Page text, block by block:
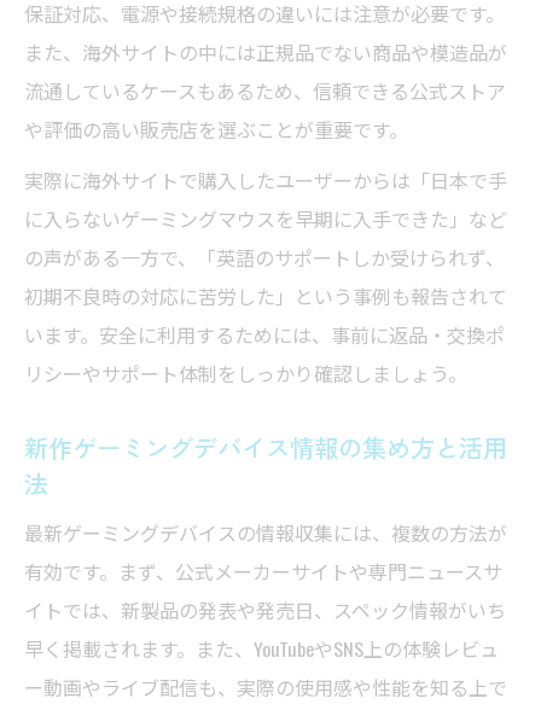
保証対応、電源や接続規格の違いには注意が必要です。
また、海外サイトの中には正規品でない商品や模造品が
流通しているケースもあるため、信頼できる公式ストア
や評価の高い販売店を選ぶことが重要です。
実際に海外サイトで購入したユーザーからは「日本で手
に入らないゲーミングマウスを早期に入手できた」など
の声がある一方で、「英語のサポートしか受けられず、
初期不良時の対応に苦労した」という事例も報告されて
います。安全に利用するためには、事前に返品・交換ポ
リシーやサポート体制をしっかり確認しましょう。
新作ゲーミングデバイス情報の集め方と活用
法
最新ゲーミングデバイスの情報収集には、複数の方法が
有効です。まず、公式メーカーサイトや専門ニュースサ
イトでは、新製品の発表や発売日、スペック情報がいち
早く掲載されます。また、YouTubeやSNS上の体験レビュ
ー動画やライブ配信も、実際の使用感や性能を知る上で